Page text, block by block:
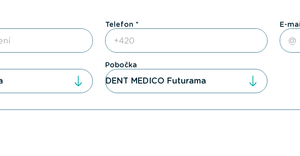
Telefon E-
Pobočka
DENT MEDICO Futurama